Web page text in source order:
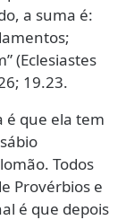
a suma é:
(Eclesiastes
19.23.
é que ela tem
Todos
Provérbios e
é que depois